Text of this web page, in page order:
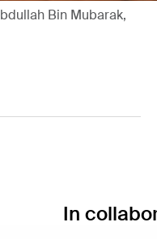
Bin Mubarak,
In